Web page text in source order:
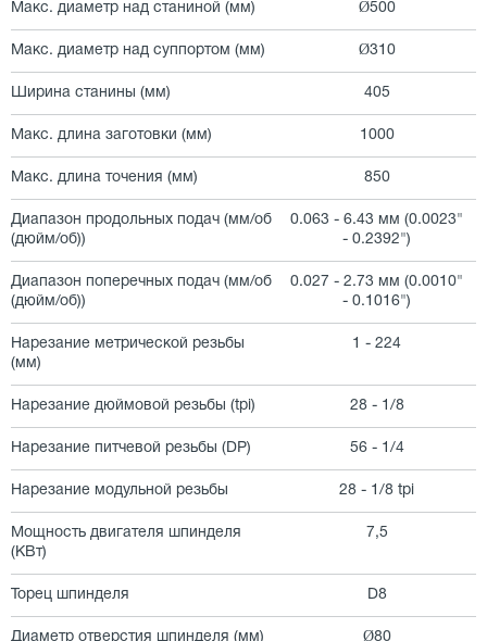
Макс. диаметр над станиной (мм) Ø500
Макс. диаметр над суппортом (мм) Ø310
Ширина станины (мм) 405
Макс. длина заготовки (мм) 1000
Макс. длина точения (мм) 850
Диапазон продольных подач (мм/об
(дюйм/об))
0.063 - 6.43 мм (0.0023"
- 0.2392")
Диапазон поперечных подач (мм/об
(дюйм/об))
0.027 - 2.73 мм (0.0010"
- 0.1016")
Нарезание метрической резьбы
(мм)
1 - 224
Нарезание дюймовой резьбы (tpi) 28 - 1/8
Нарезание питчевой резьбы (DP) 56 - 1/4
Нарезание модульной резьбы 28 - 1/8 tpi
Мощность двигателя шпинделя
(КВт)
7,5
Торец шпинделя D8
Диаметр отверстия шпинделя (мм) Ø80